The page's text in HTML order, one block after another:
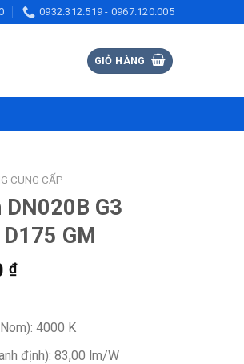
0932.312.519 - 0967.120.005
GIỎ HÀNG
CUNG CẤP
G3
GM
₫.
₫Giá
là:
166.400 ₫.
4000 K
định): 83,00 lm/W